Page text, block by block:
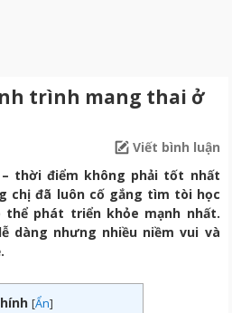
trình mang thai ở
Viết bình luận
thời điểm không phải tốt nhất
chị đã luôn cố gắng tìm tòi học
phát triển khỏe mạnh nhất.
dàng nhưng nhiều niềm vui và
[Ẩn]